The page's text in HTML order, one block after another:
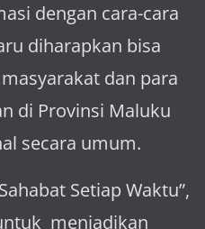
dengan cara-cara
diharapkan bisa
dan para
di Provinsi Maluku
secara umum.
Setiap Waktu”,
menjadikan